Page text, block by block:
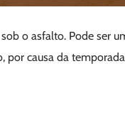
o asfalto. Pode ser
por causa da